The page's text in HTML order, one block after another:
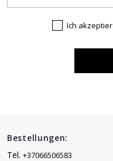
Ich
Bestellungen:
Tel. +37066506583